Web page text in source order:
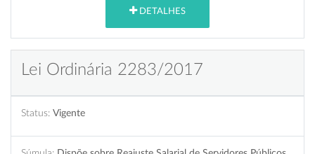
DETALHES
Lei Ordinária 2283/2017
Status: Vigente